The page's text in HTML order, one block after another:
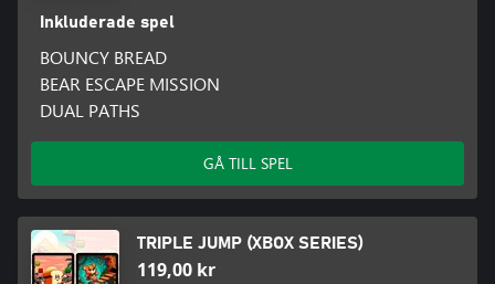
Inkluderade spel
BOUNCY BREAD
BEAR ESCAPE MISSION
DUAL PATHS
GÅ TILL SPEL
TRIPLE JUMP (XBOX SERIES)
119,00 kr